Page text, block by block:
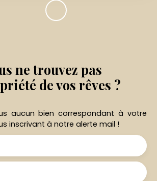
ne trouvez pas
de vos rêves ?
aucun bien correspondant à votre
inscrivant à notre alerte mail !